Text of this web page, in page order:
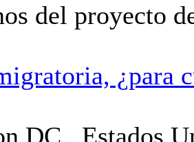
del proyecto
¿para
DC, Estados